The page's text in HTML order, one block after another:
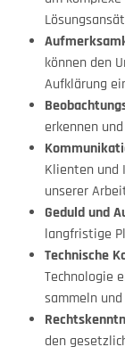
können den
Aufklärung
erkennen
Klienten und
unserer
Geduld und
langfristige
Technische
Technologie
sammeln
den